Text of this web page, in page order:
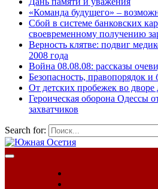
«Команда будущего» –
Сбой в системе банковских
своевременному получению
Верность клятве: подвиг
2008 года
Война 08.08.08: рассказы
Безопасность, правопорядок и
От детских пробежек во дворе
Героическая оборона Одессы
захватчиков
Search for: